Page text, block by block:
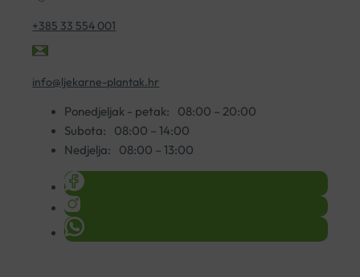
+385 33 554 001
info@ljekarne-plantak.hr
Ponedjeljak - petak:
08:00 – 20:00
Subota:
08:00 – 14:00
Nedjelja:
08:00 – 13:00